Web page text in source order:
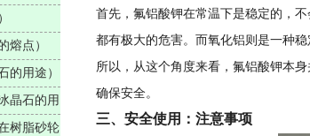
熔点）
的用途）
晶石的用
树脂砂轮
首先，氟铝酸钾在常温下是稳定的，
都有极大的危害。而氧化铝则是一种稳
所以，从这个角度来看，氟铝酸钾本
确保安全。
三、安全使用：注意事项